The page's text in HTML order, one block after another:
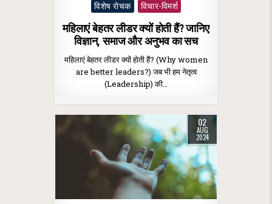
Posted
विशेष रोचक विचार-विमर्श
महिलाएं बेहतर लीडर क्यों होती हैं? जानिए
विज्ञान, समाज और अनुभव का सच
महिलाएं बेहतर लीडर क्यों होती हैं? (Why women
are better leaders?) जब भी हम नेतृत्व
(Leadership) की…
02
AUG
2024